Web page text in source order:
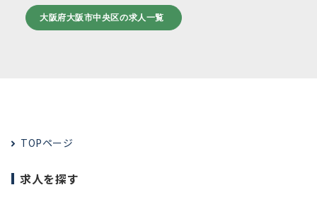
大阪府大阪市中央区の求人一覧
TOPページ
求人を探す